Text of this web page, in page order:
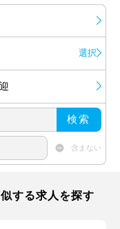
選択
検索
含まない
する求人を探す